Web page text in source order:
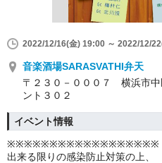
2022/12/16(金) 19:00 ～ 2022/12/
音楽酒場SARASVATHI弁天
〒２３０－０００７ 横浜市中
ント３０２
イベント情報
※※※※※※※※※※※※※※※※※※
出来る限りの感染防止対策の上、